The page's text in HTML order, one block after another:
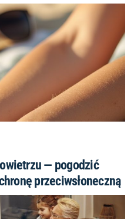
— pogodzić
przeciwsłoneczną